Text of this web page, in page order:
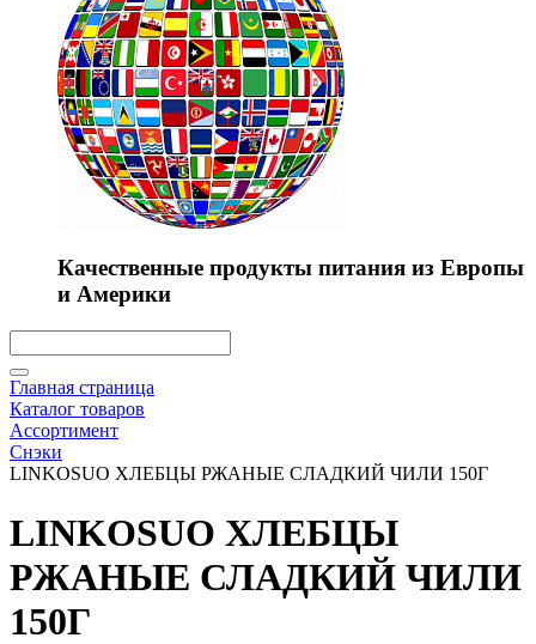
Качественные продукты питания из Европы
и Америки
Главная страница
Каталог товаров
Ассортимент
Снэки
LINKOSUO ХЛЕБЦЫ РЖАНЫЕ СЛАДКИЙ ЧИЛИ 150Г
LINKOSUO ХЛЕБЦЫ
РЖАНЫЕ СЛАДКИЙ ЧИЛИ
150Г